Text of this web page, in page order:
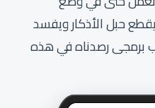
حبل الأذكار ويفسد
برمجى رصدناه في هذه